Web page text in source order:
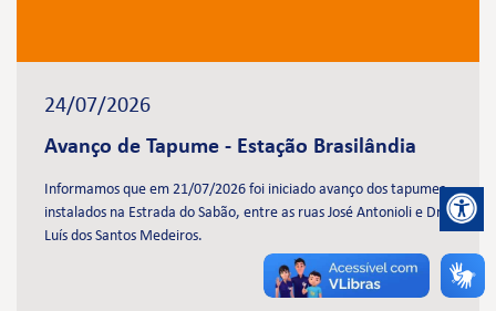
24/07/2026
Avanço de Tapume - Estação Brasilândia
Informamos que em 21/07/2026 foi iniciado avanço dos tapumes
instalados na Estrada do Sabão, entre as ruas José Antonioli e Dr.
Luís dos Santos Medeiros.